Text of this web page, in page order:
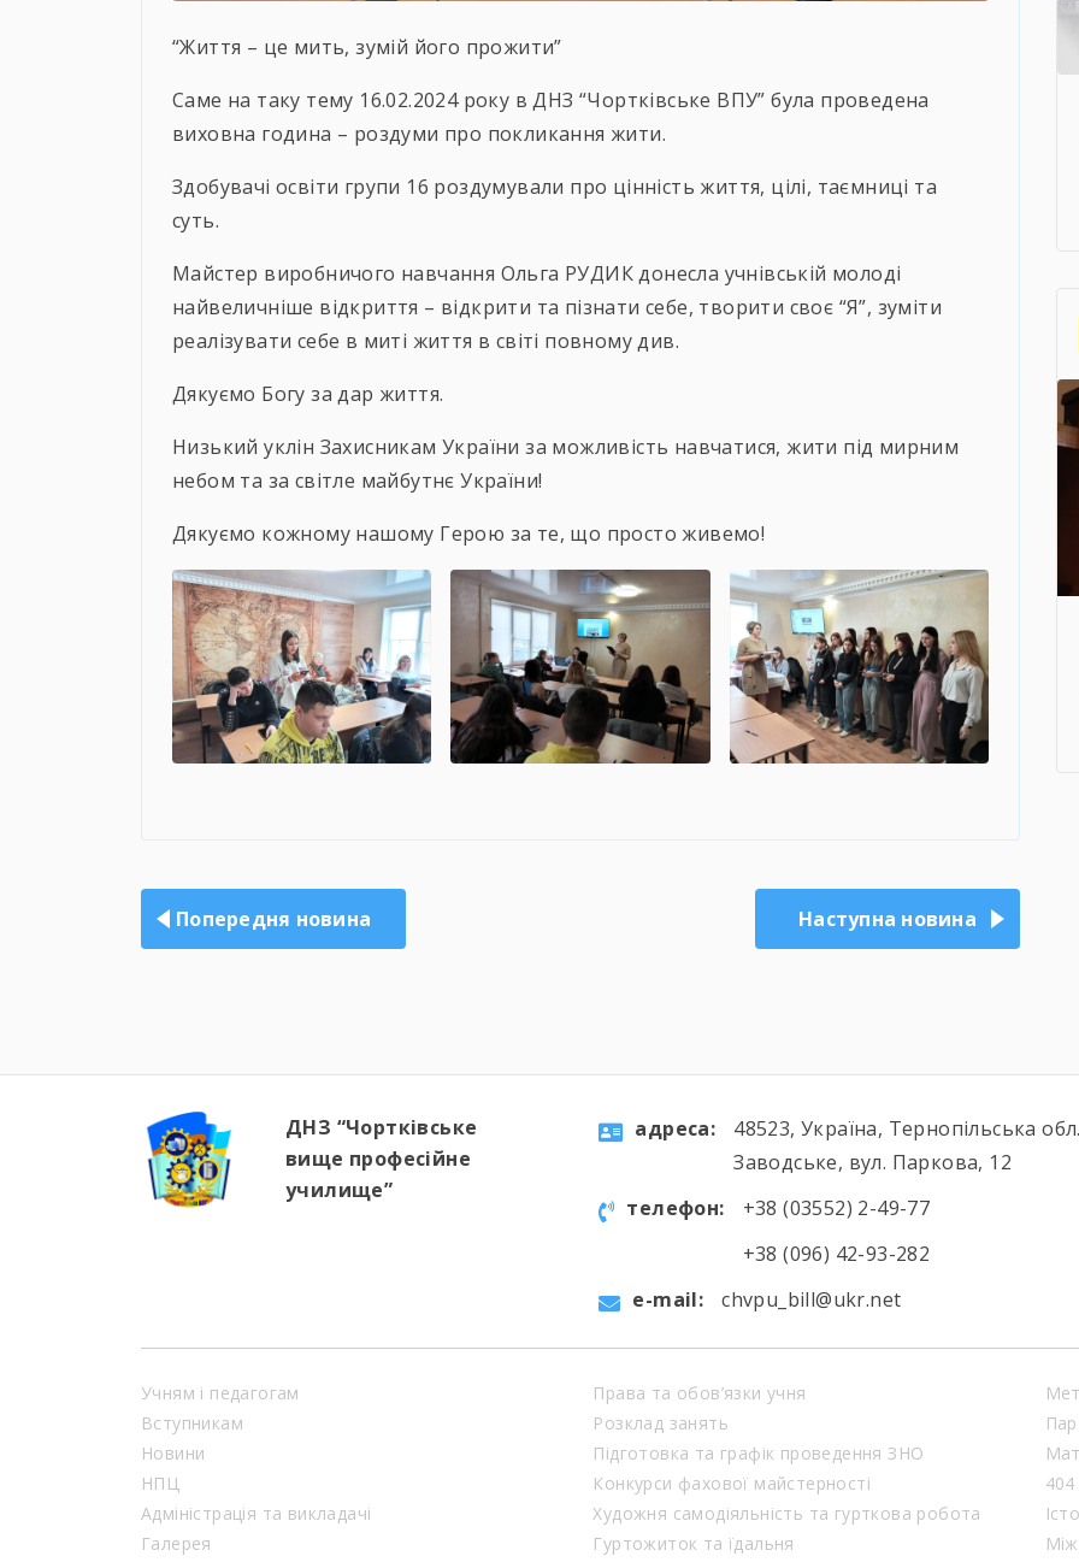
“Життя – це мить, зумій його прожити”
Саме на таку тему 16.02.2024 року в ДНЗ “Чортківське ВПУ” була проведена
виховна година – роздуми про покликання жити.
Здобувачі освіти групи 16 роздумували про цінність життя, цілі, таємниці та
суть.
Майстер виробничого навчання Ольга РУДИК донесла учнівській молоді
найвеличніше відкриття – відкрити та пізнати себе, творити своє “Я”, зуміти
реалізувати себе в миті життя в світі повному див.
Дякуємо Богу за дар життя.
Низький уклін Захисникам України за можливість навчатися, жити під мирним
небом та за світле майбутнє України!
Дякуємо кожному нашому Герою за те, що просто живемо!
записів
Попередня новина Наступна новина
ДНЗ “Чортківське
вище професійне
училище”
aдресa:
48523, Україна, Тернопільська
Заводське, вул. Паркова, 12
телефон:
+38 (03552) 2-49-77
+38 (096) 42-93-282
e-mail:
chvpu_bill@ukr.net
Учням і педагогам
Вступникам
Новини
НПЦ
Адміністрація та викладачі
Галерея
Права та обов’язки учня
Розклад занять
Підготовка та графік проведення ЗНО
Конкурси фахової майстерності
Художня самодіяльність та гурткова робота
Гуртожиток та їдальня
404